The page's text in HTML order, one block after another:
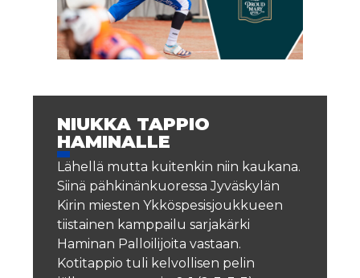
NIUKKA TAPPIO
HAMINALLE
Lähellä mutta kuitenkin niin kaukana.
Siinä pähkinänkuoressa Jyväskylän
Kirin miesten Ykköspesisjoukkueen
tiistainen kamppailu sarjakärki
Haminan Palloilijoita vastaan.
Kotitappio tuli kelvollisen pelin